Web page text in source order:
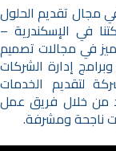
مجال تقديم الحلول
شركتنا في الإسكندرية –
في مجالات تصميم
إدارة الشركات
لتقديم الخدمات
من خلال فريق عمل
ناجحة ومشرفة.